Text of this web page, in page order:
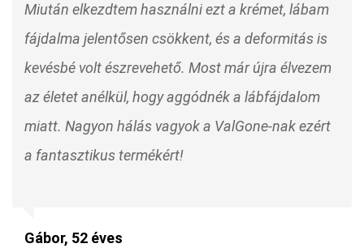
Miután elkezdtem használni ezt a krémet, lábam
fájdalma jelentősen csökkent, és a deformitás is
kevésbé volt észrevehető. Most már újra élvezem
az életet anélkül, hogy aggódnék a lábfájdalom
miatt. Nagyon hálás vagyok a ValGone-nak ezért
a fantasztikus termékért!
Gábor, 52 éves